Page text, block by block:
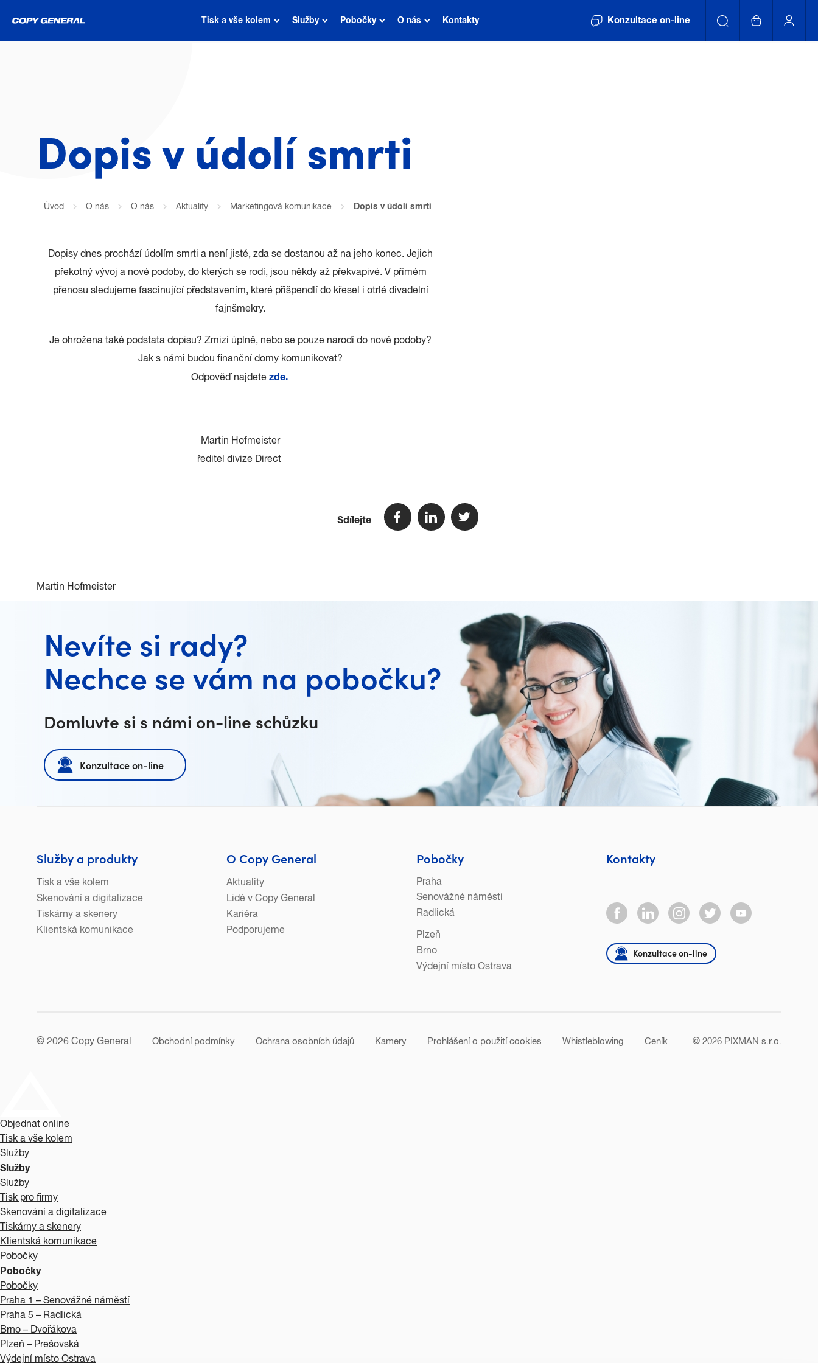
Tisk a vše kolem Služby Pobočky O nás Kontakty Konzultace on-line
Dopis v údolí smrti
Úvod O nás O nás Aktuality Marketingová komunikace Dopis v údolí smrti
Dopisy dnes prochází údolím smrti a není jisté, zda se dostanou až na jeho konec. Jejich
překotný vývoj a nové podoby, do kterých se rodí, jsou někdy až překvapivé. V přímém
přenosu sledujeme fascinující představením, které přišpendlí do křesel i otrlé divadelní
fajnšmekry.
Je ohrožena také podstata dopisu? Zmizí úplně, nebo se pouze narodí do nové podoby?
Jak s námi budou finanční domy komunikovat?
Odpověď najdete zde.
Martin Hofmeister
ředitel divize Direct
Sdílejte
Martin Hofmeister
Nevíte si rady?
Nechce se vám na pobočku?
Domluvte si s námi on-line schůzku
Konzultace on-line
Služby a produkty
Tisk a vše kolem
Skenování a digitalizace
Tiskárny a skenery
Klientská komunikace
O Copy General
Aktuality
Lidé v Copy General
Kariéra
Podporujeme
Pobočky
Praha
Senovážné náměstí
Radlická
Plzeň
Brno
Výdejní místo Ostrava
Kontakty
Konzultace on-line
© 2026 Copy General Obchodní podmínky Ochrana osobních údajů Kamery Prohlášení o použití cookies Whistleblowing Ceník © 2026 PIXMAN s.r.o.
Objednat online
Tisk a vše kolem
Služby
Služby
Služby
Tisk pro firmy
Skenování a digitalizace
Tiskárny a skenery
Klientská komunikace
Pobočky
Pobočky
Pobočky
Praha 1 – Senovážné náměstí
Praha 5 – Radlická
Brno – Dvořákova
Plzeň – Prešovská
Výdejní místo Ostrava